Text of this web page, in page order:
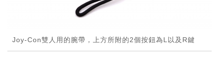
Joy-Con雙人用的腕帶，上方所附的2個按鈕為L以及R鍵